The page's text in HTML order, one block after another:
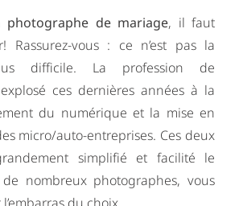
photographe de mariage, il faut
Rassurez-vous : ce n’est pas la
difficile. La profession de
ces dernières années à la
du numérique et la mise en
micro/auto-entreprises. Ces deux
simplifié et facilité le
nombreux photographes, vous